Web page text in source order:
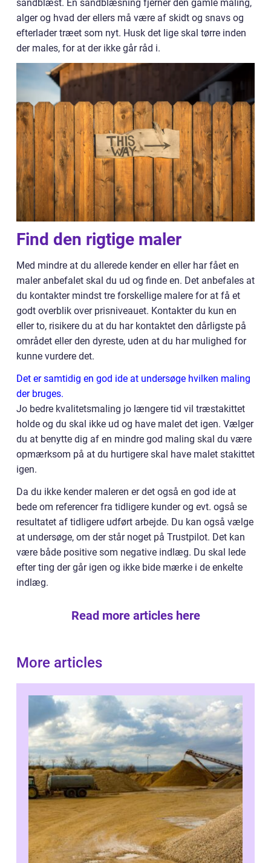
sandblæst. En sandblæsning fjerner den gamle maling,
alger og hvad der ellers må være af skidt og snavs og
efterlader træet som nyt. Husk det lige skal tørre inden
der males, for at der ikke går råd i.
Find den rigtige maler
Med mindre at du allerede kender en eller har fået en
maler anbefalet skal du ud og finde en. Det anbefales at
du kontakter mindst tre forskellige malere for at få et
godt overblik over prisniveauet. Kontakter du kun en
eller to, risikere du at du har kontaktet den dårligste på
området eller den dyreste, uden at du har mulighed for
kunne vurdere det.
Det er samtidig en god ide at undersøge hvilken maling
der bruges.
Jo bedre kvalitetsmaling jo længere tid vil træstakittet
holde og du skal ikke ud og have malet det igen. Vælger
du at benytte dig af en mindre god maling skal du være
opmærksom på at du hurtigere skal have malet stakittet
igen.
Da du ikke kender maleren er det også en god ide at
bede om referencer fra tidligere kunder og evt. også se
resultatet af tidligere udført arbejde. Du kan også vælge
at undersøge, om der står noget på Trustpilot. Det kan
være både positive som negative indlæg. Du skal lede
efter ting der går igen og ikke bide mærke i de enkelte
indlæg.
Read more articles here
More articles